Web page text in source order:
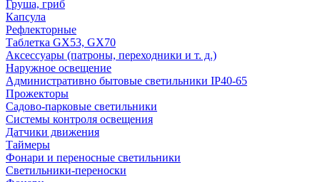
Груша, гриб
Капсула
Рефлекторные
Таблетка GX53, GX70
Аксессуары (патроны, переходники и т. д.)
Наружное освещение
Административно бытовые светильники IP40-65
Прожекторы
Садово-парковые светильники
Системы контроля освещения
Датчики движения
Таймеры
Фонари и переносные светильники
Светильники-переноски